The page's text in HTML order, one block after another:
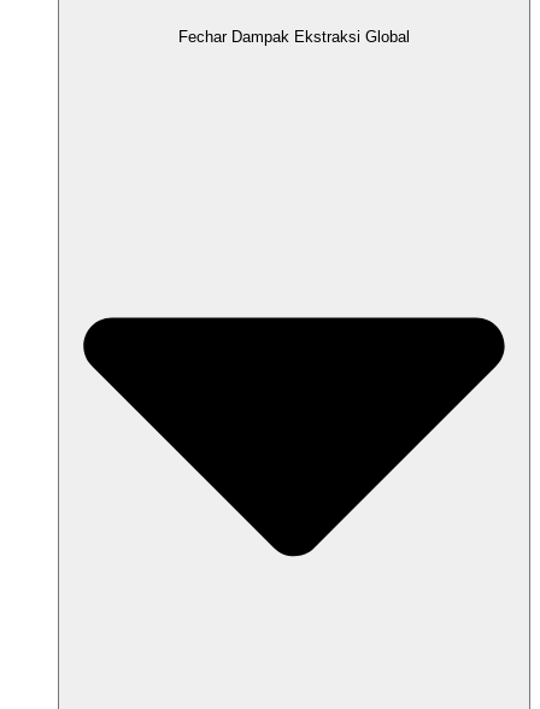
Fechar Dampak Ekstraksi Global